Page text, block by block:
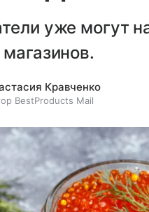
уже могут
Кравченко
BestProducts Mail